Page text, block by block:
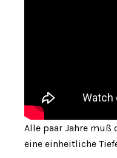
Alle paar Jahre muß
eine einheitliche